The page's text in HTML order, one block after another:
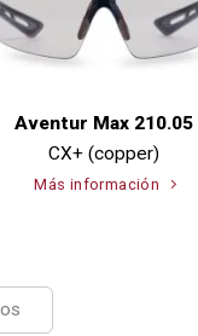
Aventur Max 210.05
CX+ (copper)
Más información